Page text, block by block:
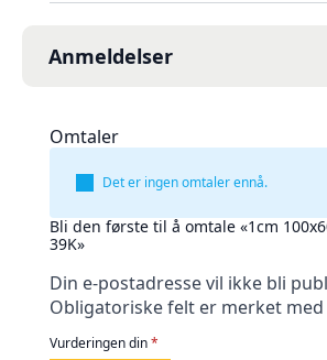
Anmeldelser
Omtaler
Det er ingen omtaler ennå.
Bli den første til å omtale «1cm
39K»
Din e-postadresse vil ikke bli
Obligatoriske felt er merket med
Vurderingen din*